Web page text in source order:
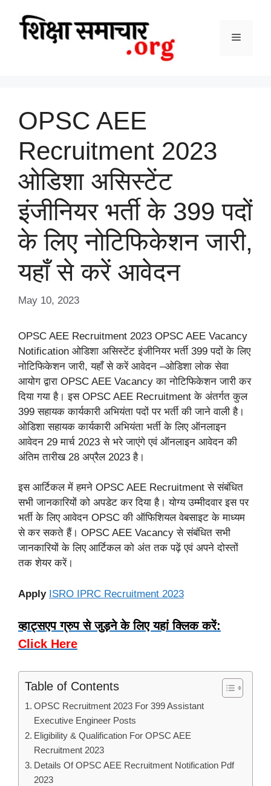
content
Menu
OPSC AEE
Recruitment 2023
ओडिशा असिस्टेंट
इंजीनियर भर्ती के 399 पदों
के लिए नोटिफिकेशन जारी,
यहाँ से करें आवेदन
May 10, 2023
OPSC AEE Recruitment 2023 OPSC AEE Vacancy
Notification ओडिशा असिस्टेंट इंजीनियर भर्ती 399 पदों के लिए
नोटिफिकेशन जारी, यहाँ से करें आवेदन –ओडिशा लोक सेवा
आयोग द्वारा OPSC AEE Vacancy का नोटिफिकेशन जारी कर
दिया गया है। इस OPSC AEE Recruitment के अंतर्गत कुल
399 सहायक कार्यकारी अभियंता पदों पर भर्ती की जाने वाली है।
ओडिशा सहायक कार्यकारी अभियंता भर्ती के लिए ऑनलाइन
आवेदन 29 मार्च 2023 से भरे जाएंगे एवं ऑनलाइन आवेदन की
अंतिम तारीख 28 अप्रैल 2023 है।
इस आर्टिकल में हमने OPSC AEE Recruitment से संबंधित
सभी जानकारियों को अपडेट कर दिया है। योग्य उम्मीदवार इस पर
भर्ती के लिए आवेदन OPSC की ऑफिशियल वेबसाइट के माध्यम
से कर सकते हैं। OPSC AEE Vacancy से संबंधित सभी
जानकारियों के लिए आर्टिकल को अंत तक पढ़ें एवं अपने दोस्तों
तक शेयर करें।
Apply ISRO IPRC Recruitment 2023
व्हाट्सएप ग्रुप से जुड़ने के लिए यहां क्लिक करें:
Click Here
Table of Contents
OPSC Recruitment 2023 For 399 Assistant
Executive Engineer Posts
Eligibility & Qualification For OPSC AEE
Recruitment 2023
Details Of OPSC AEE Recruitment Notification Pdf
2023